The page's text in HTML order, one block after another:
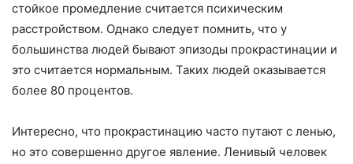
стойкое промедление считается психическим
расстройством. Однако следует помнить, что у
большинства людей бывают эпизоды прокрастинации и
это считается нормальным. Таких людей оказывается
более 80 процентов.
Интересно, что прокрастинацию часто путают с ленью,
но это совершенно другое явление. Ленивый человек